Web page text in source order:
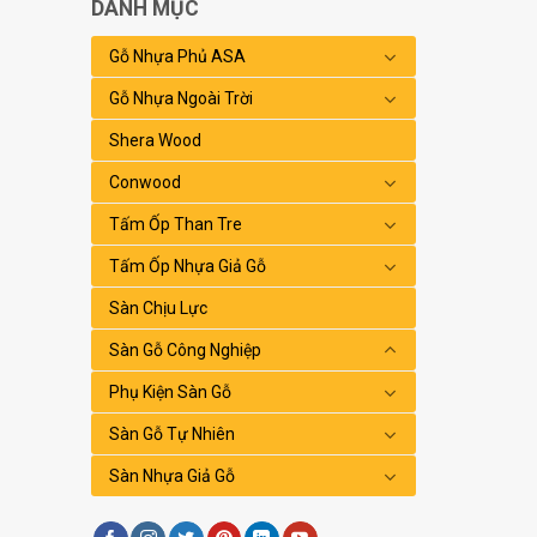
DANH MỤC
Gỗ Nhựa Phủ ASA
Gỗ Nhựa Ngoài Trời
Shera Wood
Conwood
Tấm Ốp Than Tre
Tấm Ốp Nhựa Giả Gỗ
Sàn Chịu Lực
Sàn Gỗ Công Nghiệp
Phụ Kiện Sàn Gỗ
Sàn Gỗ Tự Nhiên
Sàn Nhựa Giả Gỗ